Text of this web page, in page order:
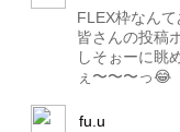
FLEX枠なん
皆さんの投稿
しそぉーに眺
ぇ〜〜〜っ😂
fu.u